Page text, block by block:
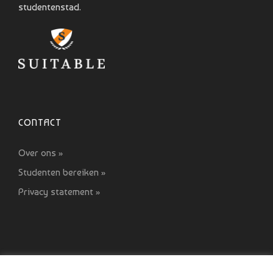
studentenstad.
CONTACT
Over ons »
Studenten bereiken »
Privacy statement »